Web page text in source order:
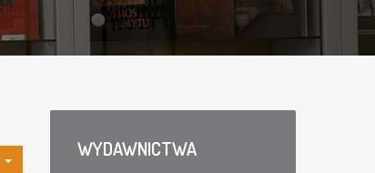
WYDAWNICTWA